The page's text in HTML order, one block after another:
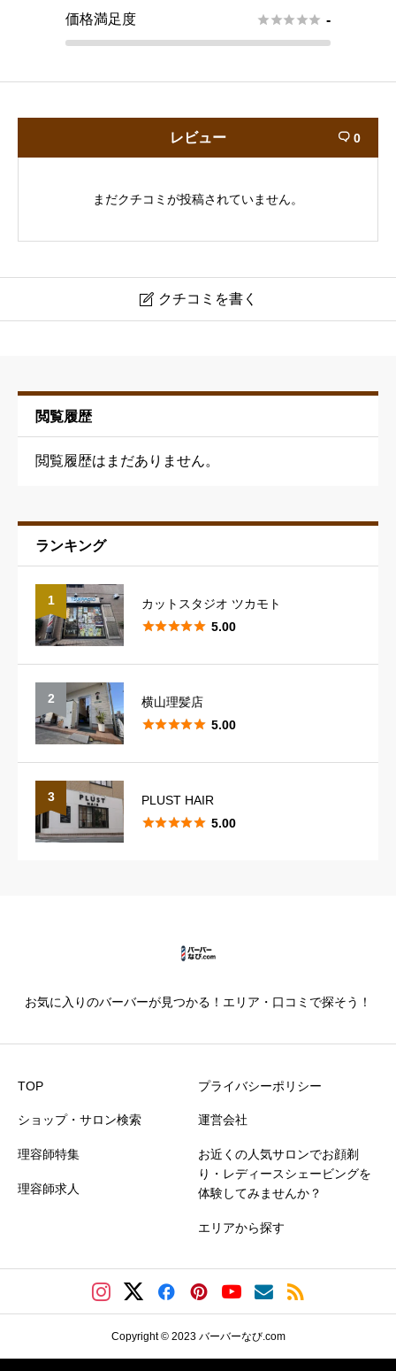
価格満足度  -
レビュー  0
まだクチコミが投稿されていません。
 クチコミを書く
予約の取りやすさ 必須
星の数をお選びください  
星の数をお選びください  
スタイリングのレパートリー
星の数をお選びください

仕上がり満足度 必須
価格満足度
 
クチコミのタイトル 必須
閲覧履歴
閲覧履歴はまだありません。
ランキング
1
カットスタジオ ツカモト
 5.00
2
横山理髪店
 5.00
3
PLUST HAIR
 5.00
お気に入りのバーバーが見つかる！エリア・口コミで探そう！
TOP
ショップ・サロン検索
理容師特集
理容師求人
プライバシーポリシー
運営会社
お近くの人気サロンでお顔剃
り・レディースシェービングを
体験してみませんか？
エリアから探す
Copyright © 2023 バーバーなび.com